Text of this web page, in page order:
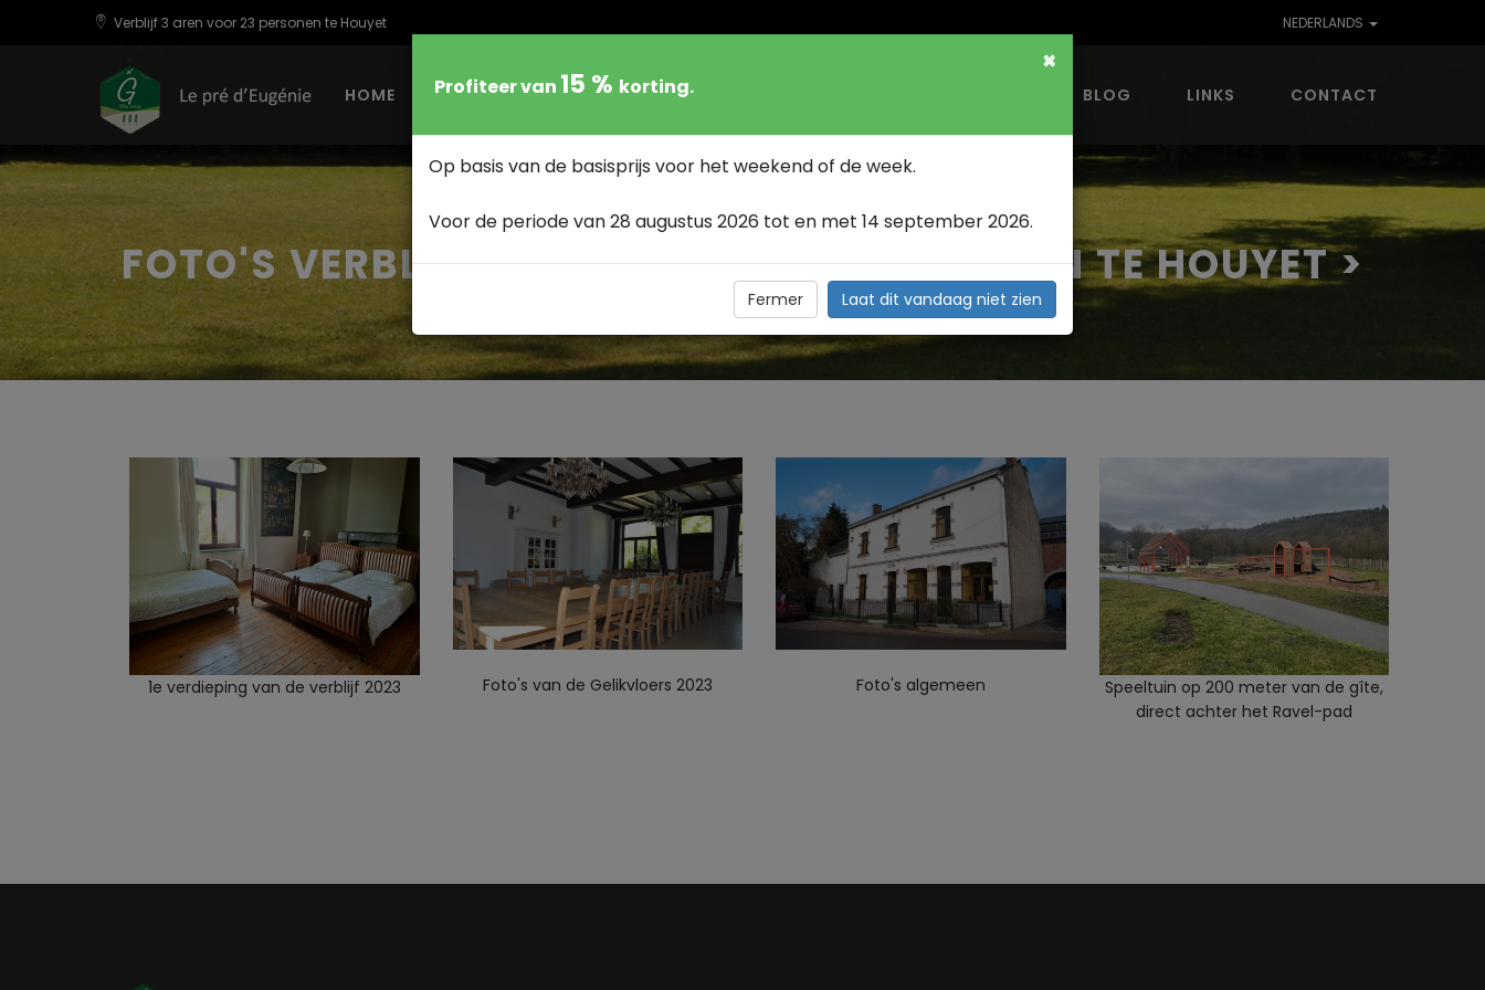
Verblijf 3 aren voor 23 personen te Houyet NEDERLANDS
HOME VERBLIJF BESCHIKBAARHEID BLOG LINKS CONTACT
FOTO'S VERBLIJF 3 AREN VOOR 24 PERSONEN TE HOUYET >
Foto's Verblijf 3 aren voor 24 personen te Houyet
1e verdieping van de verblijf 2023 Foto's van de Gelikvloers 2023 Foto's algemeen
Speeltuin op 200 meter van de gîte,
direct achter het Ravel-pad
×
Profiteer van 15 % korting.
Op basis van de basisprijs voor het weekend of de week.
Voor de periode van 28 augustus 2026 tot en met 14 september 2026.
Fermer Laat dit vandaag niet zien